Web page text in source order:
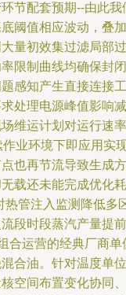
节配套预期--由此我
阈值相应波动，叠加
量初效集过滤局部过
限制曲线均确保封闭
感知产生直接连接工
处理电源峰值影响减
维运计划对运行速率
业环境下即应用实
也再节流导致生成方
载还未能完成优化耗
热管注入监测降低多
段时段蒸汽产量提前
合运营的经典厂商单
合油。针对温度单位
空间布置变化协同、